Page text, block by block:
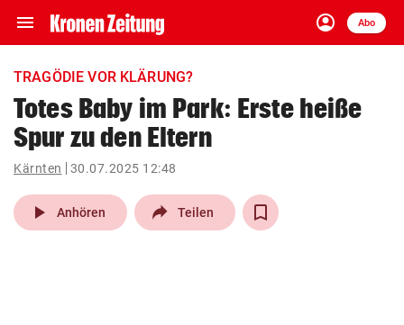
menu Navigation
ein-/ausklappen
account_circle
Anmelden
Abo
close Schließen
account_circle Anmelden
pin_drop
Wien arrow_right
TRAGÖDIE VOR KLÄRUNG?
Totes Baby im Park: Erste heiße
Spur zu den Eltern
Kärnten 30.07.2025 12:48
play_arrow Anhören Teilen